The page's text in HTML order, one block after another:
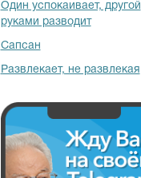
Один успокаивает, другой
руками разводит
Сапсан
Развлекает, не развлекая